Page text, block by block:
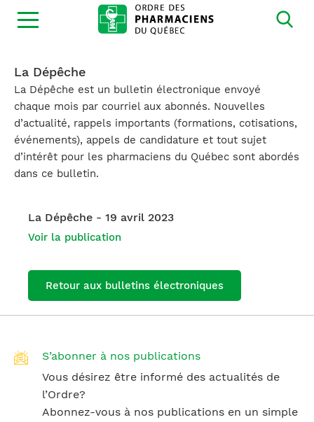
Ouvrir
la
La Dépêche
La Dépêche est un bulletin électronique envoyé
chaque mois par courriel aux abonnés. Nouvelles
d’actualité, rappels importants (formations, cotisations,
événements), appels de candidature et tout sujet
d’intérêt pour les pharmaciens du Québec sont abordés
dans ce bulletin.
La Dépêche - 19 avril 2023
Voir la publication
Retour aux bulletins électroniques
S’abonner à nos publications
Vous désirez être informé des actualités de
l’Ordre?
Abonnez-vous à nos publications en un simple